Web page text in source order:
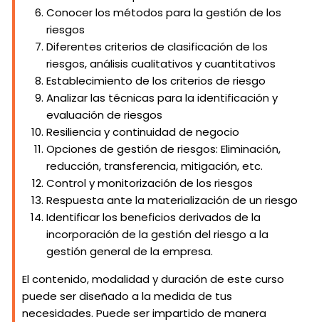
Conocer los métodos para la gestión de los
riesgos
Diferentes criterios de clasificación de los
riesgos, análisis cualitativos y cuantitativos
Establecimiento de los criterios de riesgo
Analizar las técnicas para la identificación y
evaluación de riesgos
Resiliencia y continuidad de negocio
Opciones de gestión de riesgos: Eliminación,
reducción, transferencia, mitigación, etc.
Control y monitorización de los riesgos
Respuesta ante la materialización de un riesgo
Identificar los beneficios derivados de la
incorporación de la gestión del riesgo a la
gestión general de la empresa.
El contenido, modalidad y duración de este curso
puede ser diseñado a la medida de tus
necesidades. Puede ser impartido de manera